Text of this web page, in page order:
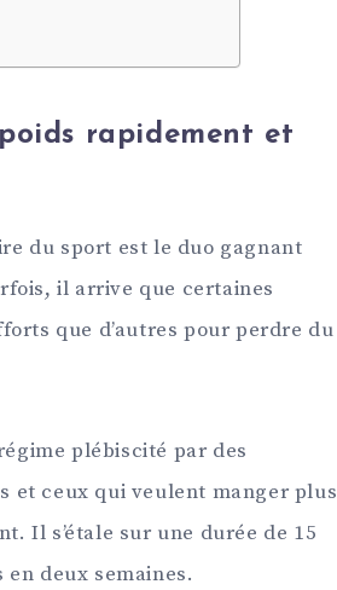
rapidement et
du sport est le duo gagnant
il arrive que certaines
que d’autres pour perdre du
plébiscité par des
et ceux qui veulent manger plus
Il s’étale sur une durée de 15
deux semaines.